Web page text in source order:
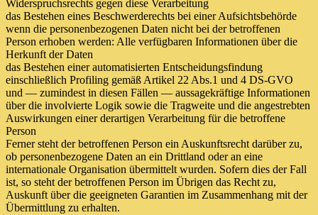
Widerspruchsrechts gegen diese Verarbeitung
das Bestehen eines Beschwerderechts bei einer Aufsichtsbehörde
wenn die personenbezogenen Daten nicht bei der betroffenen
Person erhoben werden: Alle verfügbaren Informationen über die
Herkunft der Daten
das Bestehen einer automatisierten Entscheidungsfindung
einschließlich Profiling gemäß Artikel 22 Abs.1 und 4 DS-GVO
und — zumindest in diesen Fällen — aussagekräftige Informationen
über die involvierte Logik sowie die Tragweite und die angestrebten
Auswirkungen einer derartigen Verarbeitung für die betroffene
Person
Ferner steht der betroffenen Person ein Auskunftsrecht darüber zu,
ob personenbezogene Daten an ein Drittland oder an eine
internationale Organisation übermittelt wurden. Sofern dies der Fall
ist, so steht der betroffenen Person im Übrigen das Recht zu,
Auskunft über die geeigneten Garantien im Zusammenhang mit der
Übermittlung zu erhalten.